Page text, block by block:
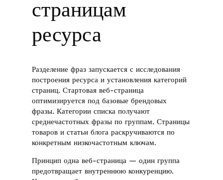
страницам
ресурса
Разделение фраз запускается с исследования
построения ресурса и установления категорий
страниц. Стартовая веб-страница
оптимизируется под базовые брендовых
фразы. Категории списка получают
среднечастотных фразы по группам. Страницы
товаров и статьи блога раскручиваются по
конкретным низкочастотным ключам.
Принцип одна веб-страница — один группа
предотвращает внутреннюю конкуренцию.